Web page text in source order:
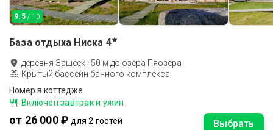
9.5 / 10
База отдыха Ниска 4★
деревня Зашеек · 50 м до озера Пяозера
Крытый бассейн банного комплекса
Номер в коттедже
Включен завтрак и ужин
от 26 000 ₽ для 2 гостей Выбрать